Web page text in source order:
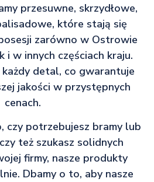
przesuwne, skrzydłowe,
które stają się
zarówno w Ostrowie
i w innych częściach kraju.
detal, co gwarantuje
jakości w przystępnych
cenach.
czy potrzebujesz bramy lub
też szukasz solidnych
firmy, nasze produkty
Dbamy o to, aby nasze